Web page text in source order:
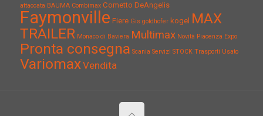
attaccata BAUMA Combimax Cometto DeAngelis
Faymonville Fiere Gis goldhofer kogel MAX
TRAILER Monaco di Baviera Multimax Novità Piacenza Expo
Pronta consegna Scania Servizi STOCK Trasporti Usato
VariomaxVendita